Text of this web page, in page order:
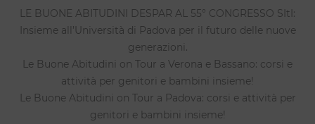
LE BUONE ABITUDINI DESPAR AL 55° CONGRESSO SItI:
Insieme all’Università di Padova per il futuro delle nuove
generazioni.
Le Buone Abitudini on Tour a Verona e Bassano: corsi e
attività per genitori e bambini insieme!
Le Buone Abitudini on Tour a Padova: corsi e attività per
genitori e bambini insieme!